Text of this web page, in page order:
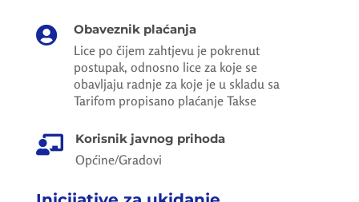
 Obaveznik plaćanja
Lice po čijem zahtjevu je pokrenut
postupak, odnosno lice za koje se
obavljaju radnje za koje je u skladu sa
Tarifom propisano plaćanje Takse
 Korisnik javnog prihoda
Općine/Gradovi